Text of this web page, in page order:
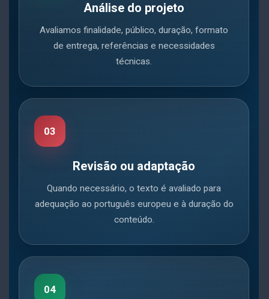
Análise do projeto
Avaliamos finalidade, público, duração, formato
de entrega, referências e necessidades
técnicas.
03
Revisão ou adaptação
Quando necessário, o texto é avaliado para
adequação ao português europeu e à duração do
conteúdo.
04